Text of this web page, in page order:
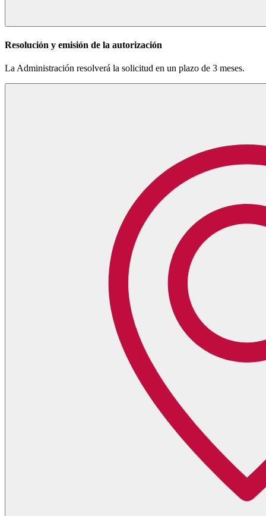
Resolución y emisión de la autorización
La Administración resolverá la solicitud en un plazo de 3 meses.